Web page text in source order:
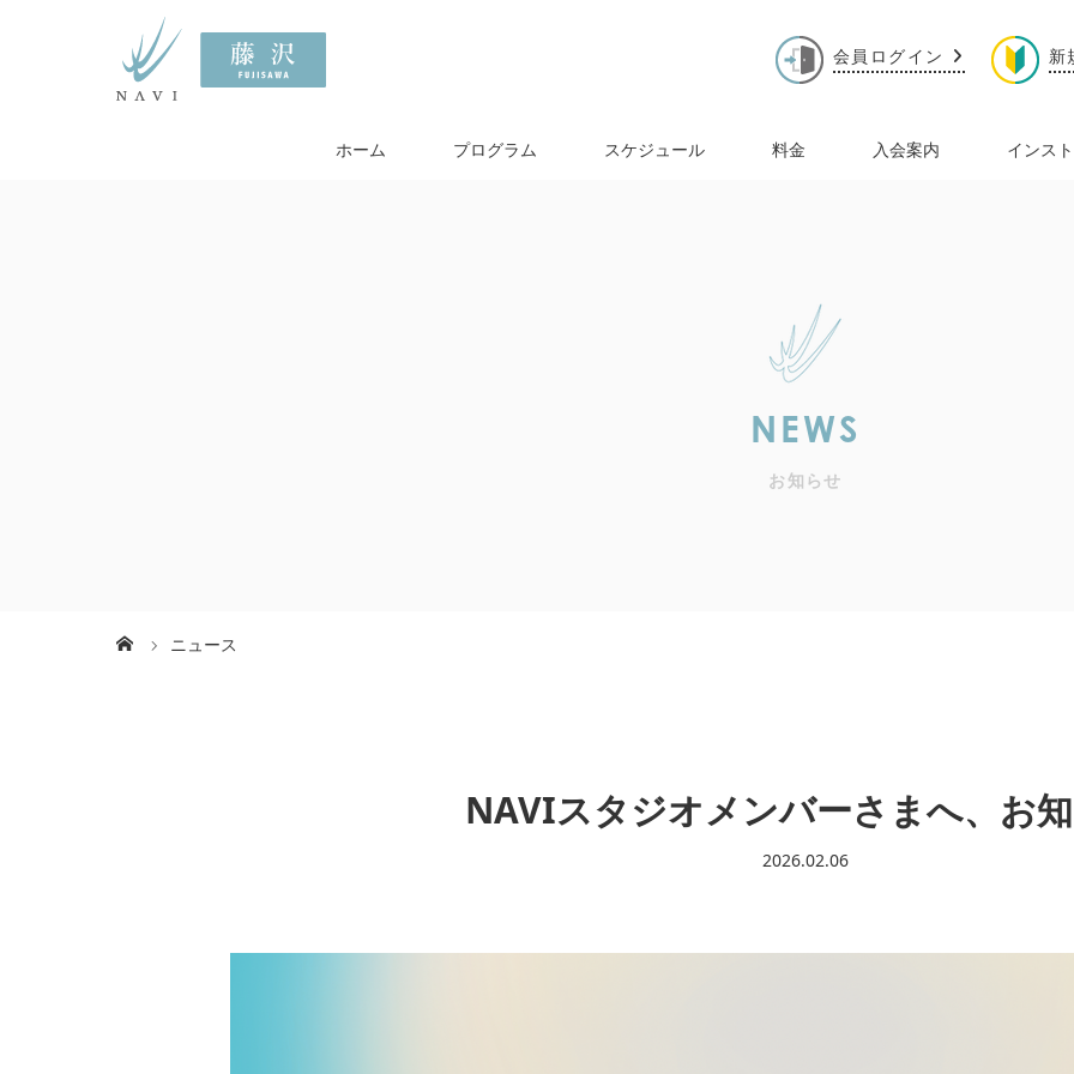
会員ログイン 新
ホーム プログラム スケジュール 料金 入会案内 インス
NEWS
お知らせ
ニュース
NAVIスタジオメンバーさまへ、お
2026.02.06